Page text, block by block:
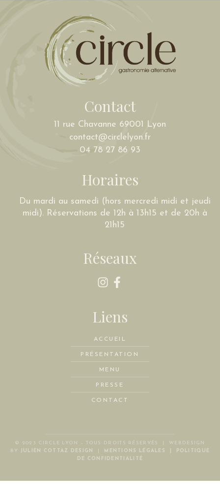
Contact
11 rue Chavanne 69001 Lyon
contact@circlelyon.fr
04 78 27 86 93
Horaires
Du mardi au samedi (hors mercredi midi et jeudi
midi). Réservations de 12h à 13h15 et de 20h à
21h15
Réseaux
Liens
ACCUEIL
PRÉSENTATION
MENU
PRESSE
CONTACT
© 2023 CIRCLE LYON
– TOUS DROITS RÉSERVÉS | WEBDESIGN
BY
JULIEN COTTAZ DESIGN MENTIONS LÉGALES
POLITIQUE
DE CONFIDENTIALITÉ